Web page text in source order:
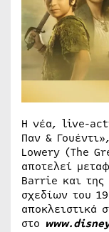
Η νέα, live-
Παν &
Lowery (The
αποτελεί
Barrie και της
σχεδίων του
αποκλειστικά
στο